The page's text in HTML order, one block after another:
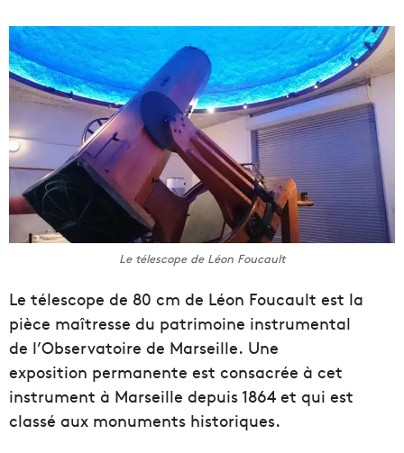
Le télescope de Léon Foucault
Le télescope de 80 cm de Léon Foucault est la
pièce maîtresse du patrimoine instrumental
de l’Observatoire de Marseille. Une
exposition permanente est consacrée à cet
instrument à Marseille depuis 1864 et qui est
classé aux monuments historiques.